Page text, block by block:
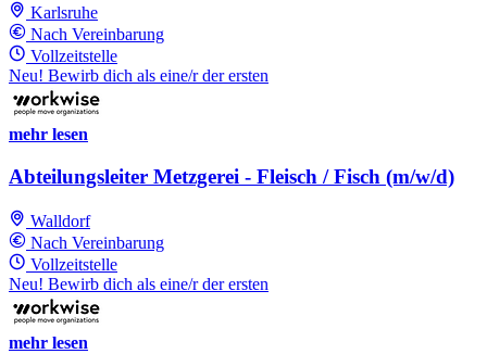
Karlsruhe
Nach Vereinbarung
Vollzeitstelle
Neu! Bewirb dich als eine/r der ersten
mehr lesen
Abteilungsleiter Metzgerei - Fleisch / Fisch (m/w/d)
Walldorf
Nach Vereinbarung
Vollzeitstelle
Neu! Bewirb dich als eine/r der ersten
mehr lesen